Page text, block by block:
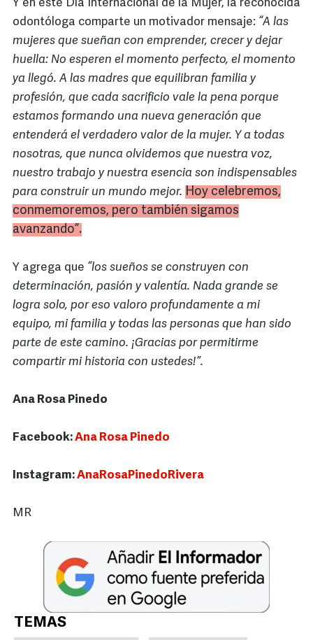
Y en este Día Internacional de la Mujer, la reconocida
odontóloga comparte un motivador mensaje: “A las
mujeres que sueñan con emprender, crecer y dejar
huella: No esperen el momento perfecto, el momento
ya llegó. A las madres que equilibran familia y
profesión, que cada sacrificio vale la pena porque
estamos formando una nueva generación que
entenderá el verdadero valor de la mujer. Y a todas
nosotras, que nunca olvidemos que nuestra voz,
nuestro trabajo y nuestra esencia son indispensables
para construir un mundo mejor. Hoy celebremos,
conmemoremos, pero también sigamos
avanzando”.
Y agrega que “los sueños se construyen con
determinación, pasión y valentía. Nada grande se
logra solo, por eso valoro profundamente a mi
equipo, mi familia y todas las personas que han sido
parte de este camino. ¡Gracias por permitirme
compartir mi historia con ustedes!”.
Ana Rosa Pinedo
Facebook:Ana Rosa Pinedo
Instagram:AnaRosaPinedoRivera
MR
TEMAS